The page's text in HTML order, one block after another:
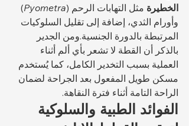
الخطيرة مثل التهابات الرحم (Pyometra
)
وأورام الثدي، إضافة إلى تقليل السلوكيات
المرتبطة بالدورة الجنسية.ومن الجدير
بالذكر أن القطة لا تشعر بأي ألم أثناء
العملية بسبب التخدير الكامل، كما يُستخدم
مسكن طويل المفعول بعد الجراحة لضمان
الراحة التامة أثناء فترة النقاهة.
الفوائد الطبية والسلوكية